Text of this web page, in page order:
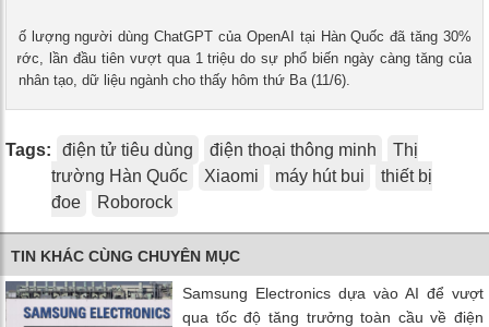
Số lượng người dùng ChatGPT của OpenAI tại Hàn Quốc đã tăng 30%
trước, lần đầu tiên vượt qua 1 triệu do sự phổ biến ngày càng tăng của
nhân tạo, dữ liệu ngành cho thấy hôm thứ Ba (11/6).
Tags: điện tử tiêu dùng điện thoại thông minh
Thị
trường Hàn Quốc
Xiaomi máy hút bui
thiết bị
đoe
Roborock
TIN KHÁC CÙNG CHUYÊN MỤC
Samsung Electronics dựa vào AI để vượt
qua tốc độ tăng trưởng toàn cầu về điện